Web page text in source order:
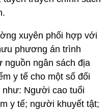
xuyên phối hợp với
phương án trình
nguồn ngân sách địa
y tế cho một số đối
Người cao tuổi
y tế; người khuyết tật;